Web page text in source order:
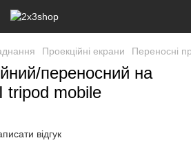
Проекційні екрани Переносні
переносний на
tripod mobile
відгук